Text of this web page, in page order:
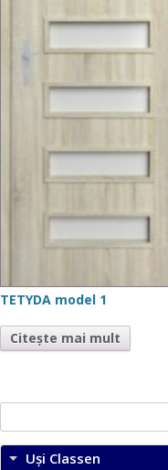
TETYDA model 1
Citește mai mult
după:
Uși Classen